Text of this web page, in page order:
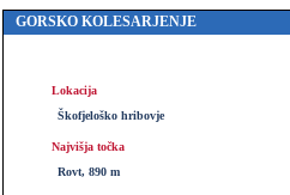
GORSKO KOLESARJENJE
Lokacija
Škofjeloško hribovje
Najvišja točka
Rovt, 890 m